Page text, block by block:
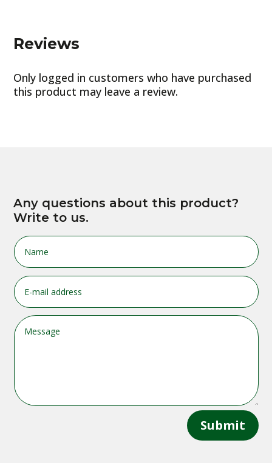
Reviews
Only logged in customers who have purchased
this product may leave a review.
Any questions about this product?
Write to us.
Submit